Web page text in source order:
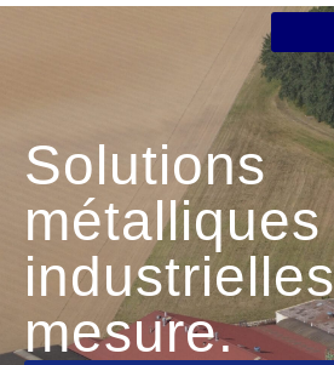
Solutions
métalliques
mesure.